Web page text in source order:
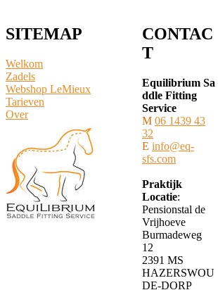
SITEMAP
Welkom
Zadels
Webshop LeMieux
​Tarieven
Over
CONTAC
T
Equilibrium Sa
ddle Fitting
Service
M 06 1439 43
32
E info@eq-
sfs.com
Praktijk
Locatie:
Pensionstal de
Vrijhoeve
Burmadeweg
12
​2391 MS
HAZERSWOU
DE-DORP